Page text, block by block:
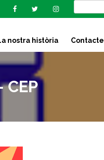
nostra història Contacte
CEP